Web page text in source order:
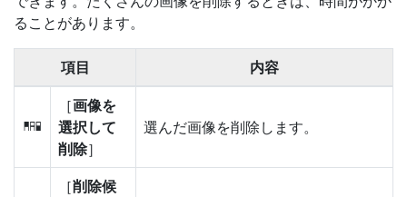
ることがあります。
項目 内容
Q
［画像を
選択して
削除］
選んだ画像を削除します。
［削除候